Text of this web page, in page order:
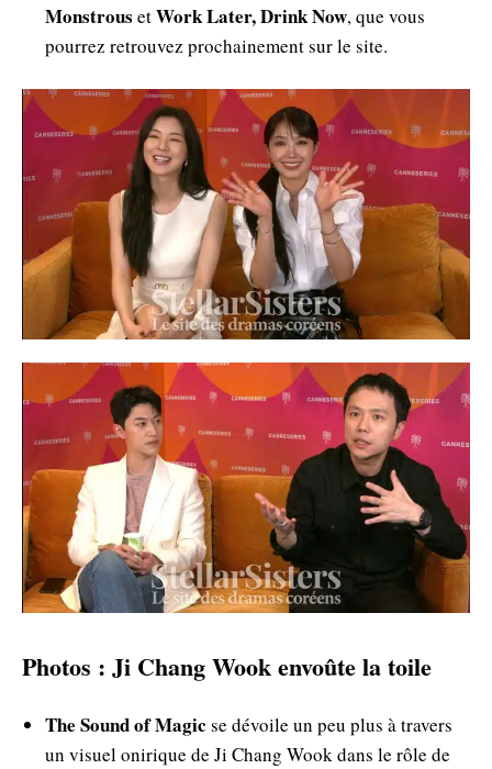
Monstrous etWork Later, Drink Now, que vous
pourrez retrouvez prochainement sur le site.
Photos : Ji Chang Wook envoûte la toile
The Sound of Magic se dévoile un peu plus à travers
un visuel onirique de Ji Chang Wook dans le rôle de